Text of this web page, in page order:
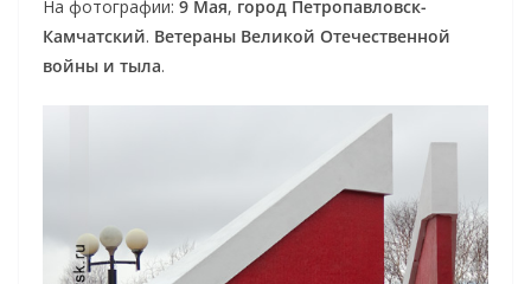
На фотографии: 9 Мая, город Петропавловск-
Камчатский. Ветераны Великой Отечественной
войны и тыла.